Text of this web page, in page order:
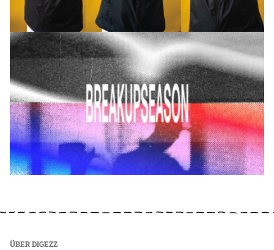
ÜBER DIGEZZ